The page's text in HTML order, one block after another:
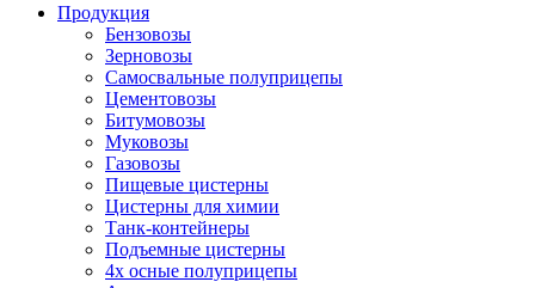
Продукция
Бензовозы
Зерновозы
Самосвальные полуприцепы
Цементовозы
Битумовозы
Муковозы
Газовозы
Пищевые цистерны
Цистерны для химии
Танк-контейнеры
Подъемные цистерны
4х осные полуприцепы